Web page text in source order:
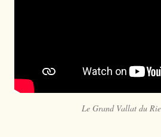
Le Grand Vallat du